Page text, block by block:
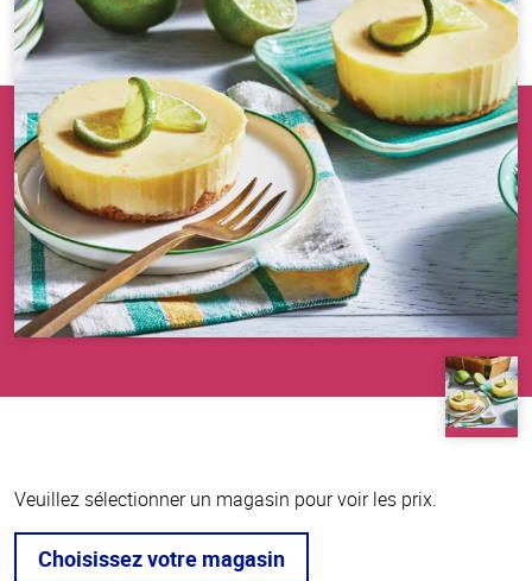
Veuillez sélectionner un magasin pour voir les prix.
Choisissez votre magasin